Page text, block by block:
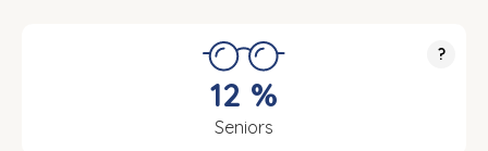
?
12 %
Seniors